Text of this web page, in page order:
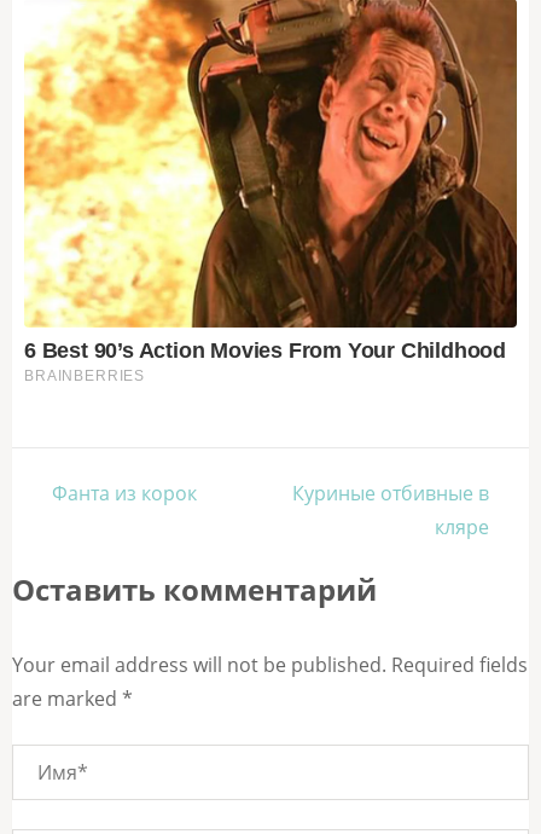
Навигация
Фанта из корок
Куриные отбивные в
кляре
Оставить комментарий
Your email address will not be published. Required fields
are marked *